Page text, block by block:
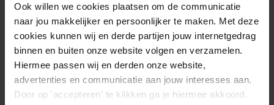
Ook willen we cookies plaatsen om de communicatie
naar jou makkelijker en persoonlijker te maken. Met deze
cookies kunnen wij en derde partijen jouw internetgedrag
binnen en buiten onze website volgen en verzamelen.
Hiermee passen wij en derden onze website,
advertenties en communicatie aan jouw interesses aan.
Door op 'accepteren' te klikken ga je hiermee akkoord.